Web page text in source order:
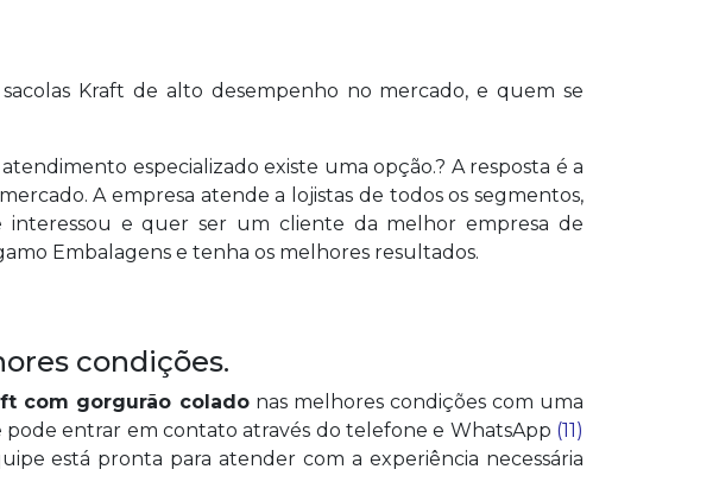
Kraft de alto desempenho no mercado, e quem se
especializado existe uma opção.? A resposta é a
A empresa atende a lojistas de todos os segmentos,
interessou e quer ser um cliente da melhor empresa de
Embalagens e tenha os melhores resultados.
condições.
com gorgurão coladonas melhores condições com uma
pode entrar em contato através do telefone e WhatsApp (11)
está pronta para atender com a experiência necessária